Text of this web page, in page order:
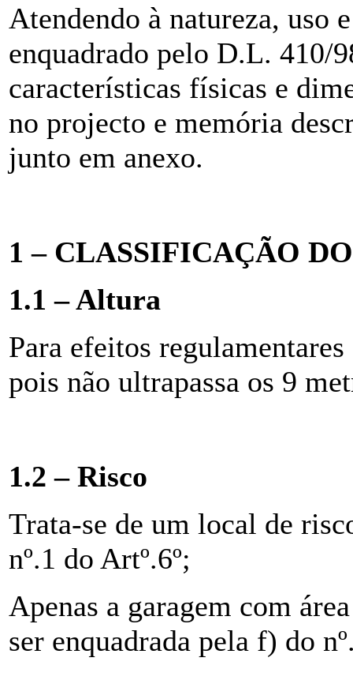
Atendendo à natureza, uso
enquadrado pelo D.L. 410/
características físicas e
no projecto e memória
junto em anexo.
1 – CLASSIFICAÇÃO
1.1 – Altura
Para efeitos
pois não ultrapassa os 9
1.2 – Risco
Trata-se de um local de
nº.1 do Artº.6º;
Apenas a garagem com
ser enquadrada pela f) do